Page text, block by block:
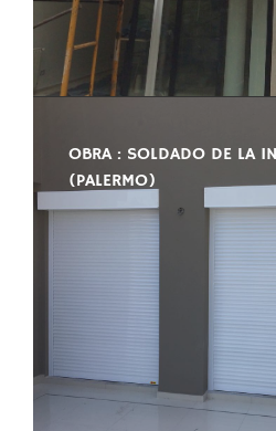
OBRA : SOLDADO DE LA
(PALERMO)